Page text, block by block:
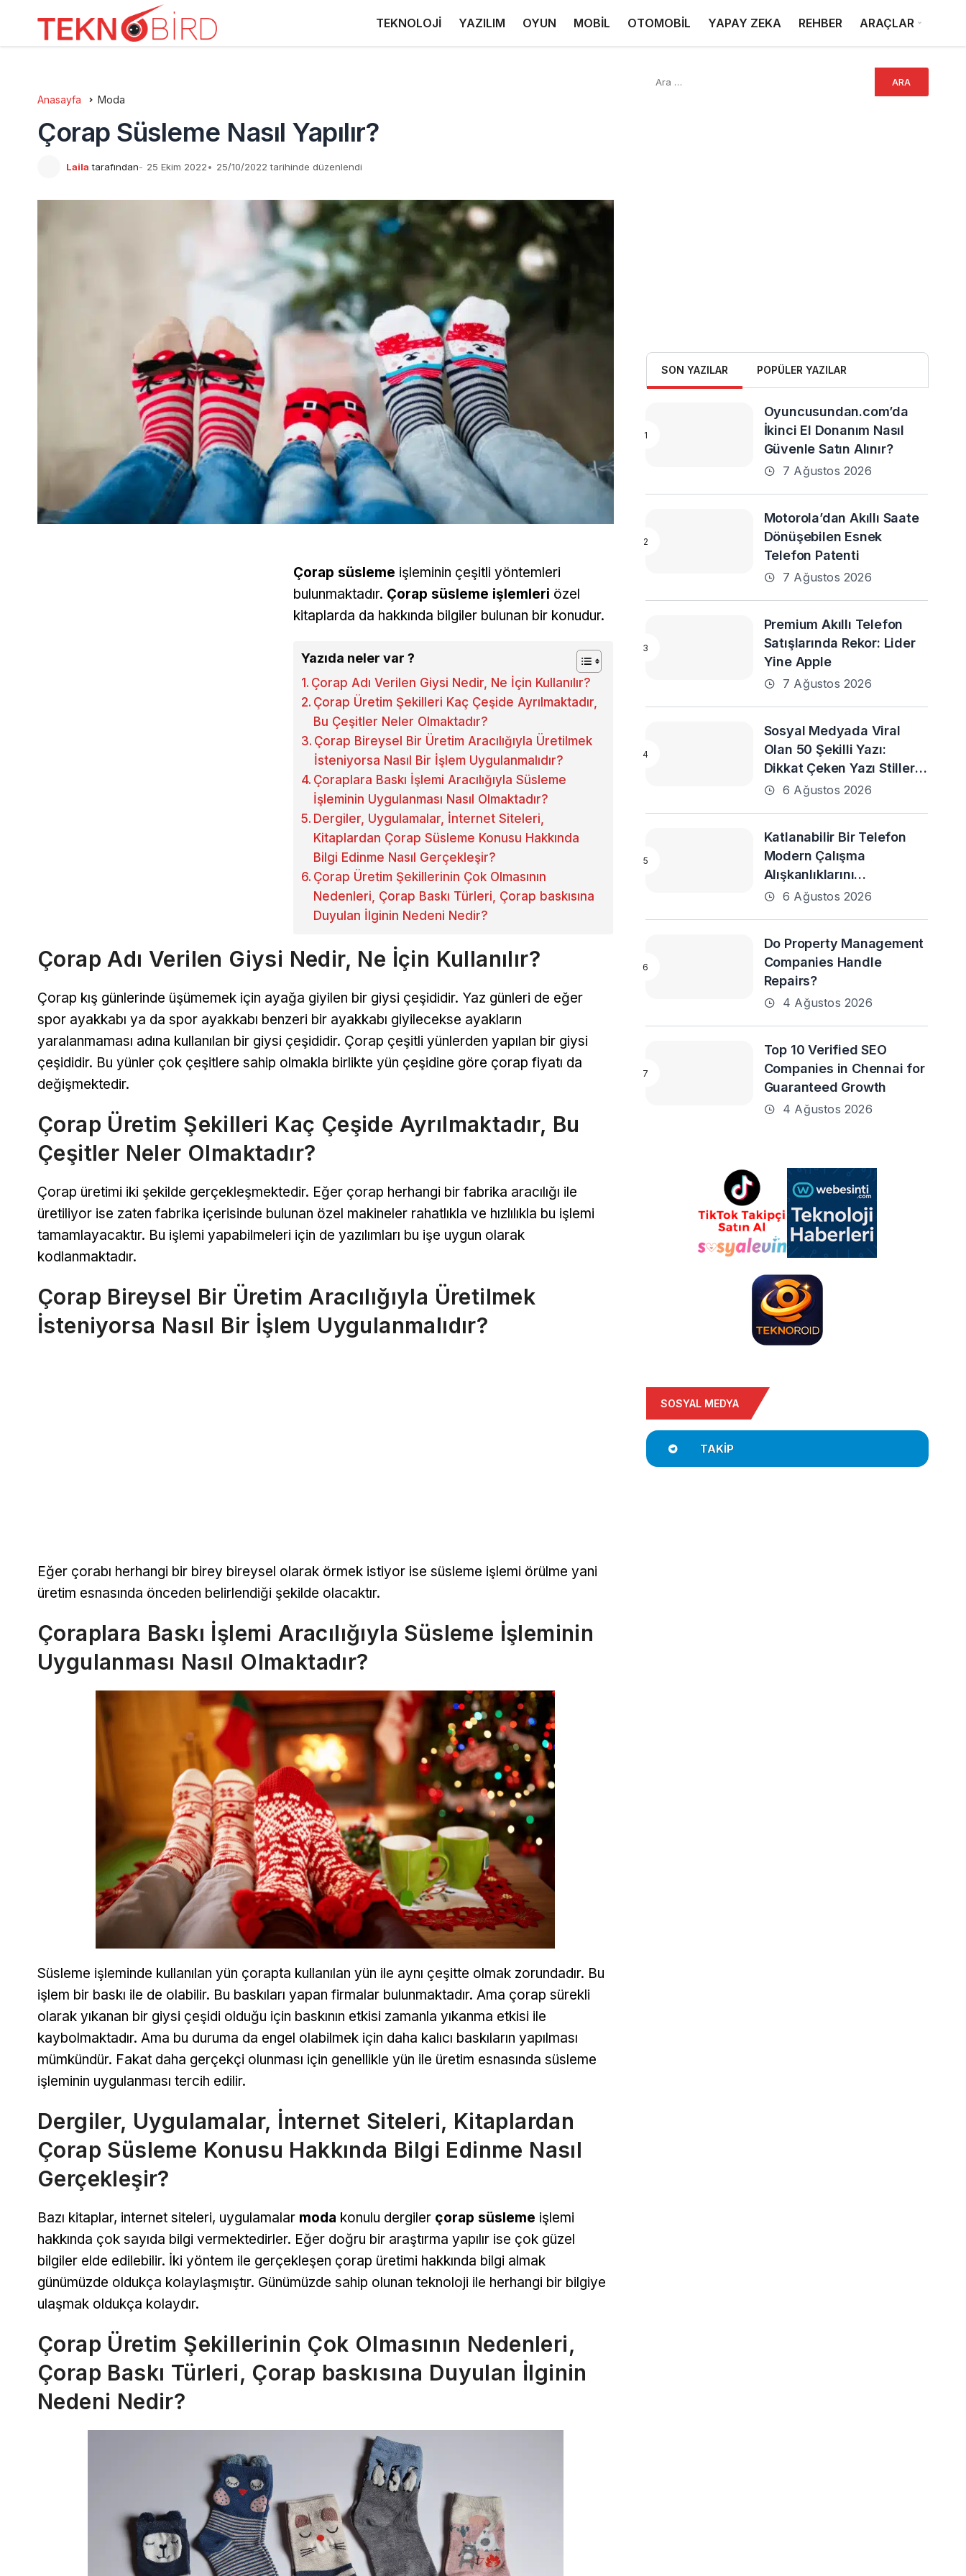
TEKNOLOJİ YAZILIM OYUN MOBİL OTOMOBİL YAPAY ZEKA REHBER ARAÇLAR
Anasayfa Moda
Çorap Süsleme Nasıl Yapılır?
Laila tarafından 25 Ekim 2022 25/10/2022 tarihinde düzenlendi
Çorap süsleme işleminin çeşitli yöntemleri
bulunmaktadır. Çorap süsleme işlemleri özel
kitaplarda da hakkında bilgiler bulunan bir konudur.
Yazıda neler var ?
Çorap Adı Verilen Giysi Nedir, Ne İçin Kullanılır?
Çorap Üretim Şekilleri Kaç Çeşide Ayrılmaktadır,
Bu Çeşitler Neler Olmaktadır?
Çorap Bireysel Bir Üretim Aracılığıyla Üretilmek
İsteniyorsa Nasıl Bir İşlem Uygulanmalıdır?
Çoraplara Baskı İşlemi Aracılığıyla Süsleme
İşleminin Uygulanması Nasıl Olmaktadır?
Dergiler, Uygulamalar, İnternet Siteleri,
Kitaplardan Çorap Süsleme Konusu Hakkında
Bilgi Edinme Nasıl Gerçekleşir?
Çorap Üretim Şekillerinin Çok Olmasının
Nedenleri, Çorap Baskı Türleri, Çorap baskısına
Duyulan İlginin Nedeni Nedir?
Çorap Adı Verilen Giysi Nedir, Ne İçin Kullanılır?
Çorap kış günlerinde üşümemek için ayağa giyilen bir giysi çeşididir. Yaz günleri de eğer
spor ayakkabı ya da spor ayakkabı benzeri bir ayakkabı giyilecekse ayakların
yaralanmaması adına kullanılan bir giysi çeşididir. Çorap çeşitli yünlerden yapılan bir giysi
çeşididir. Bu yünler çok çeşitlere sahip olmakla birlikte yün çeşidine göre çorap fiyatı da
değişmektedir.
Çorap Üretim Şekilleri Kaç Çeşide Ayrılmaktadır, Bu
Çeşitler Neler Olmaktadır?
Çorap üretimi iki şekilde gerçekleşmektedir. Eğer çorap herhangi bir fabrika aracılığı ile
üretiliyor ise zaten fabrika içerisinde bulunan özel makineler rahatlıkla ve hızlılıkla bu işlemi
tamamlayacaktır. Bu işlemi yapabilmeleri için de yazılımları bu işe uygun olarak
kodlanmaktadır.
Çorap Bireysel Bir Üretim Aracılığıyla Üretilmek
İsteniyorsa Nasıl Bir İşlem Uygulanmalıdır?
Eğer çorabı herhangi bir birey bireysel olarak örmek istiyor ise süsleme işlemi örülme yani
üretim esnasında önceden belirlendiği şekilde olacaktır.
Çoraplara Baskı İşlemi Aracılığıyla Süsleme İşleminin
Uygulanması Nasıl Olmaktadır?
Süsleme işleminde kullanılan yün çorapta kullanılan yün ile aynı çeşitte olmak zorundadır. Bu
işlem bir baskı ile de olabilir. Bu baskıları yapan firmalar bulunmaktadır. Ama çorap sürekli
olarak yıkanan bir giysi çeşidi olduğu için baskının etkisi zamanla yıkanma etkisi ile
kaybolmaktadır. Ama bu duruma da engel olabilmek için daha kalıcı baskıların yapılması
mümkündür. Fakat daha gerçekçi olunması için genellikle yün ile üretim esnasında süsleme
işleminin uygulanması tercih edilir.
Dergiler, Uygulamalar, İnternet Siteleri, Kitaplardan
Çorap Süsleme Konusu Hakkında Bilgi Edinme Nasıl
Gerçekleşir?
Bazı kitaplar, internet siteleri, uygulamalar moda konulu dergiler çorap süsleme işlemi
hakkında çok sayıda bilgi vermektedirler. Eğer doğru bir araştırma yapılır ise çok güzel
bilgiler elde edilebilir. İki yöntem ile gerçekleşen çorap üretimi hakkında bilgi almak
günümüzde oldukça kolaylaşmıştır. Günümüzde sahip olunan teknoloji ile herhangi bir bilgiye
ulaşmak oldukça kolaydır.
Çorap Üretim Şekillerinin Çok Olmasının Nedenleri,
Çorap Baskı Türleri, Çorap baskısına Duyulan İlginin
Nedeni Nedir?
SON YAZILAR POPÜLER YAZILAR
Oyuncusundan.com’da
İkinci El Donanım Nasıl
Güvenle Satın Alınır?
7 Ağustos 2026
Motorola’dan Akıllı Saate
Dönüşebilen Esnek
Telefon Patenti
7 Ağustos 2026
Premium Akıllı Telefon
Satışlarında Rekor: Lider
Yine Apple
7 Ağustos 2026
Sosyal Medyada Viral
Olan 50 Şekilli Yazı:
Dikkat Çeken Yazı Stilleri
ve En Popüler Örnekler
6 Ağustos 2026
Katlanabilir Bir Telefon
Modern Çalışma
Alışkanlıklarını
Destekleyebilir mi?
6 Ağustos 2026
Do Property Management
Companies Handle
Repairs?
4 Ağustos 2026
Top 10 Verified SEO
Companies in Chennai for
Guaranteed Growth
4 Ağustos 2026
SOSYAL MEDYA
TAKIP